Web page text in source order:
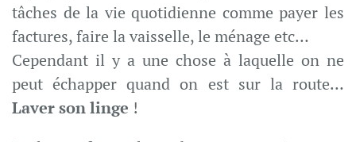
tâches de la vie quotidienne comme payer les
factures, faire la vaisselle, le ménage etc…
Cependant il y a une chose à laquelle on ne
peut échapper quand on est sur la route…
Laver son linge !